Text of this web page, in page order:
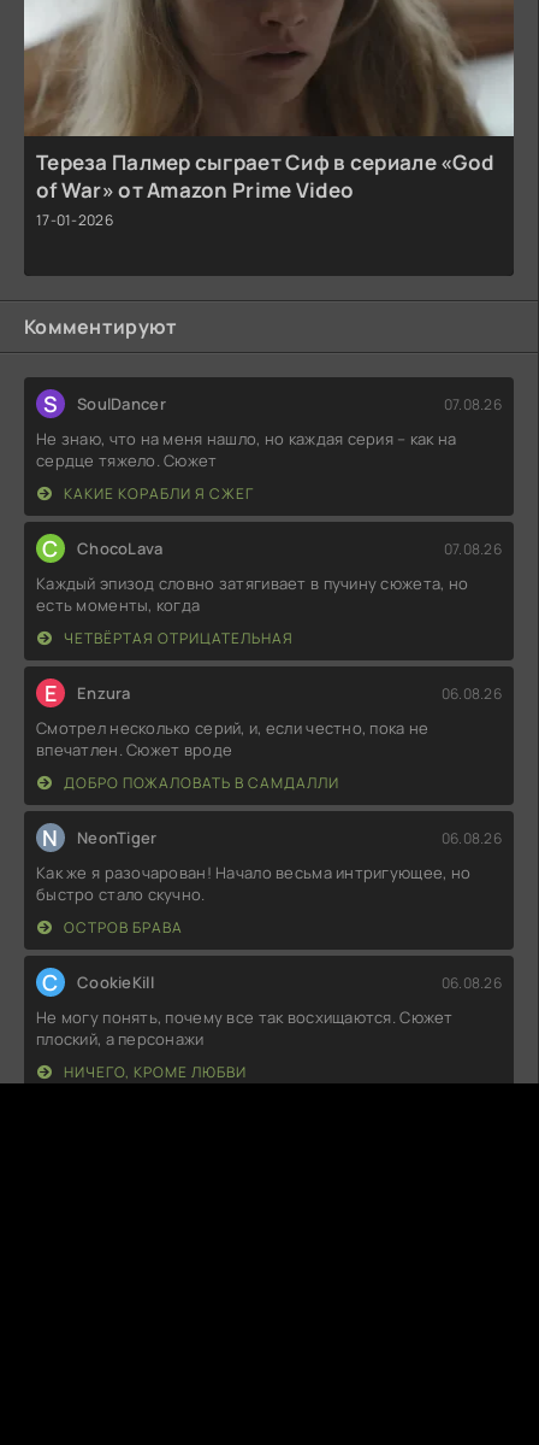
Тереза Палмер сыграет Сиф в сериале «God
of War» от Amazon Prime Video
17-01-2026
Комментируют
S SoulDancer 07.08.26
Не знаю, что на меня нашло, но каждая серия – как на
сердце тяжело. Сюжет
КАКИЕ КОРАБЛИ Я СЖЕГ
C ChocoLava 07.08.26
Каждый эпизод словно затягивает в пучину сюжета, но
есть моменты, когда
ЧЕТВЁРТАЯ ОТРИЦАТЕЛЬНАЯ
E Enzura 06.08.26
Смотрел несколько серий, и, если честно, пока не
впечатлен. Сюжет вроде
ДОБРО ПОЖАЛОВАТЬ В САМДАЛЛИ
N NeonTiger 06.08.26
Как же я разочарован! Начало весьма интригующее, но
быстро стало скучно.
ОСТРОВ БРАВА
C CookieKill 06.08.26
Не могу понять, почему все так восхищаются. Сюжет
плоский, а персонажи
НИЧЕГО, КРОМЕ ЛЮБВИ